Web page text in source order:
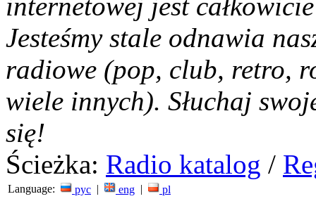
Jesteśmy stale odnawia
radiowe (pop, club, retro,
wiele innych). Słuchaj
się!
Ścieżka: Radio katalog /
Language: рус | eng | pl